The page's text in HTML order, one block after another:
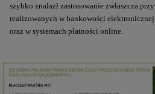
szybko znalazł zastosowanie zwłaszcza
realizowanych w bankowości
oraz w systemach płatności online.